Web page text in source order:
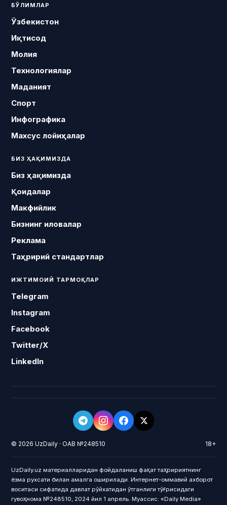
БЎЛИМЛАР
Ўзбекистон
Иқтисод
Молия
Технологиялар
Маданият
Спорт
Инфографика
Махсус лойиҳалар
БИЗ ҲАҚИМИЗДА
Биз ҳақимизда
Қоидалар
Макфийлик
Бизнинг иловалар
Реклама
Таҳририй стандартлар
ИЖТИМОИЙ ТАРМОҚЛАР
Telegram
Instagram
Facebook
Twitter/X
LinkedIn
© 2026 UzDaily · ОАВ №248510 18+
UzDaily.uz материалларидан фойдаланиш фақат таҳририятнинг
ёзма рухсати билан амалга оширилади. Интернет-оммавий ахборот
воситаси сифатида давлат рўйхатидан ўтганлиги тўғрисидаги
гувоҳнома №248510, 2024 йил 1 апрель. Муассис: «Daily Media»